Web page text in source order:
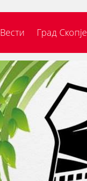
Вести Град Скопје